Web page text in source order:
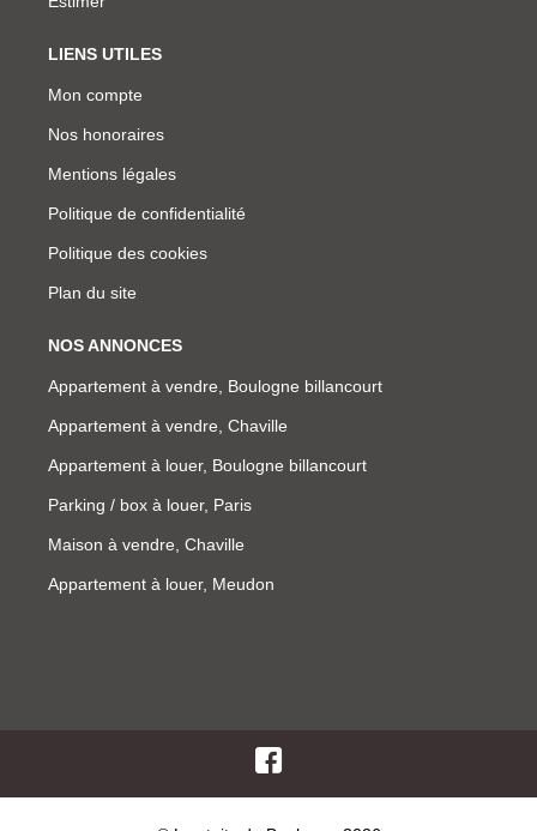
LIENS UTILES
Mon compte
Nos honoraires
Mentions légales
Politique de confidentialité
Politique des cookies
Plan du site
NOS ANNONCES
Appartement à vendre, Boulogne billancourt
Appartement à vendre, Chaville
Appartement à louer, Boulogne billancourt
Parking / box à louer, Paris
Maison à vendre, Chaville
Appartement à louer, Meudon